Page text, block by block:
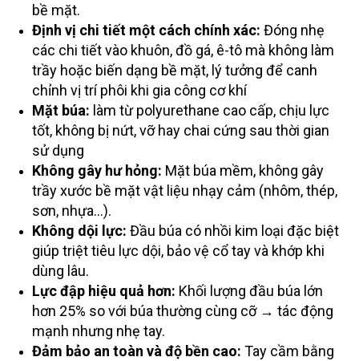
bề mặt.
Định vị chi tiết một cách chính xác: Đóng nhẹ
các chi tiết vào khuôn, đồ gá, ê-tô mà không làm
trầy hoặc biến dạng bề mặt, lý tưởng để canh
chỉnh vị trí phôi khi gia công cơ khí
Mặt búa: làm từ polyurethane cao cấp, chịu lực
tốt, không bị nứt, vỡ hay chai cứng sau thời gian
sử dụng
Không gây hư hỏng: Mặt búa mềm, không gây
trầy xước bề mặt vật liệu nhạy cảm (nhôm, thép,
sơn, nhựa...).
Không dội lực: Đầu búa có nhồi kim loại đặc biệt
giúp triệt tiêu lực dội, bảo vệ cổ tay và khớp khi
dùng lâu.
Lực đập hiệu quả hơn: Khối lượng đầu búa lớn
hơn 25% so với búa thường cùng cỡ → tác động
mạnh nhưng nhẹ tay.
Đảm bảo an toàn và độ bền cao: Tay cầm bằng